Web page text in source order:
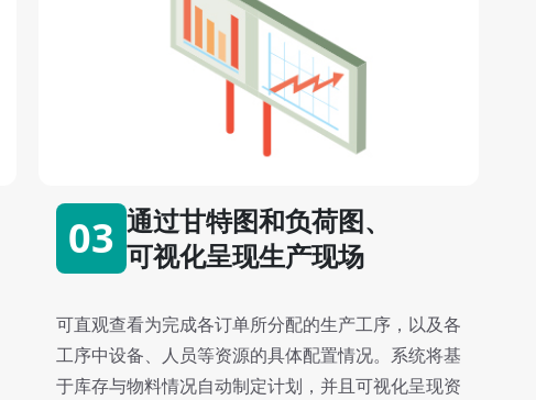
03 通过甘特图和负荷图、
可视化呈现生产现场
可直观查看为完成各订单所分配的生产工序，以及各
工序中设备、人员等资源的具体配置情况。系统将基
于库存与物料情况自动制定计划，并且可视化呈现资